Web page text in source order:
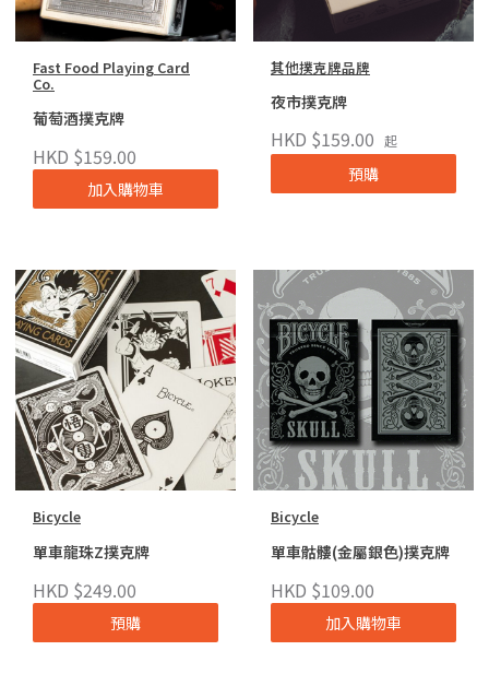
Fast Food Playing Card
Co.
葡萄酒撲克牌
HKD $159.00
加入購物車
其他撲克牌品牌
夜市撲克牌
HKD $159.00 起
預購
Bicycle
單車龍珠Z撲克牌
HKD $249.00
預購
Bicycle
單車骷髏(金屬銀色)撲克牌
HKD $109.00
加入購物車